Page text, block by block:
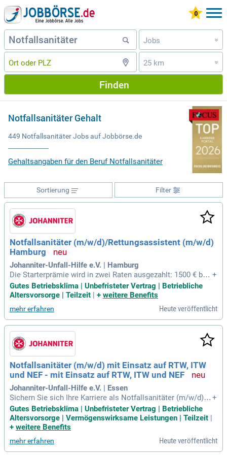
Jobs »
25 km »
Finden
Notfallsanitäter Gehalt
449 Notfallsanitäter Jobs auf Jobbörse.de
Gehaltsangaben für den Beruf Notfallsanitäter
Filter
Sortierung
Notfallsanitäter (m/w/d)/Rettungsassistent (m/w/d)
Hamburg
Johanniter-Unfall-Hilfe e.V. | Hamburg
Die Starterprämie wird in zwei Raten ausgezahlt: 1500 € brut
to nach 6 Monaten und weitere 1500 € brutto nach 12 Mona
ten. Voraussetzung ist eine Anstellung mit mindestens 30
Wochenstunden und einer Beschäftigungsdauer von einem
Jahr. Ein erfolgreicher Abschluss als Notfallsanitäter oder R
ettungsassistent sowie ein Führerschein der Klasse C1 sind
erforderlich. Neben einem attraktiven Monatsgehalt erwarte
n Sie 30 Urlaubstage, eine betriebliche Altersvorsorge und G
esundheitsmanagement. Weitere Vorteile sind Fahrrad-Leas
ing, persönliche Zulagen für Kinder, Freistellungen und zahlr
eiche Weiterbildungsmöglichkeiten. Genießen Sie auch Ver
günstigungen im öffentlichen Nahverkehr sowie zusätzliche
freie Tage an Heiligabend und Silvester.
+
Gutes Betriebsklima | Unbefristeter Vertrag | Betriebliche
Altersvorsorge | Teilzeit | + weitere Benefits
mehr erfahren Heute veröffentlicht
Notfallsanitäter (m/w/d) mit Einsatz auf RTW, ITW
und NEF - mit Einsatz auf RTW, ITW und NEF
Johanniter-Unfall-Hilfe e.V. | Essen
Sichern Sie sich Ihre Karriere als Notfallsanitäter (m/w/d) u
nd profitieren Sie von attraktiven Vorteilen! Dazu gehören ei
n wettbewerbsfähiges Monatsgehalt, 30 Urlaubstage sowie
Anerkennung Ihrer Vordienstzeiten. Unsere umfangreiche be
ührerscheine fördern Ihre berufliche Entwicklung. Zudem bie
ten wir die Möglichkeit, an Fort- und Weiterbildungen teilzun
+
Gutes Betriebsklima | Unbefristeter Vertrag | Betriebliche
Altersvorsorge | Vermögenswirksame Leistungen | Teilzeit
+ weitere Benefits
mehr erfahren Heute veröffentlicht